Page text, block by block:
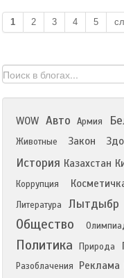
1 2 3 4 5
WOW Авто Армия
Животные
Закон
История Казахстан
Коррупция
Литература Лытдыбр
Общество
Политика Природа
Разоблачения
Реклама